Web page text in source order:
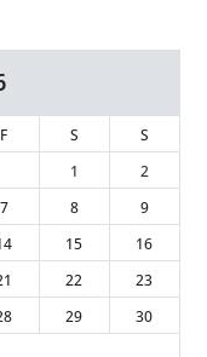
F S
S
1
2
7 8
9
15
16
22
23
29
30